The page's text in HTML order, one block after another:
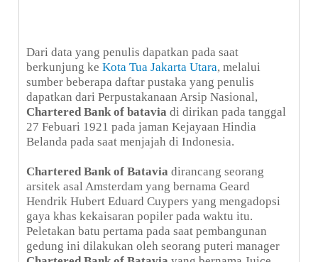
Dari data yang penulis dapatkan pada saat
berkunjung ke Kota Tua Jakarta Utara, melalui
sumber beberapa daftar pustaka yang penulis
dapatkan dari Perpustakanaan Arsip Nasional,
Chartered Bank of batavia di dirikan pada tanggal
27 Febuari 1921 pada jaman Kejayaan Hindia
Belanda pada saat menjajah di Indonesia.
Chartered Bank of Batavia dirancang seorang
arsitek asal Amsterdam yang bernama Geard
Hendrik Hubert Eduard Cuypers yang mengadopsi
gaya khas kekaisaran popiler pada waktu itu.
Peletakan batu pertama pada saat pembangunan
gedung ini dilakukan oleh seorang puteri manager